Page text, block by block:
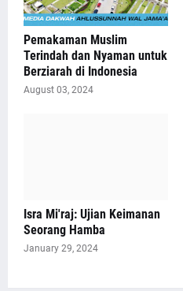
Pemakaman Muslim
Terindah dan Nyaman untuk
Berziarah di Indonesia
August 03, 2024
Isra Mi'raj: Ujian Keimanan
Seorang Hamba
January 29, 2024